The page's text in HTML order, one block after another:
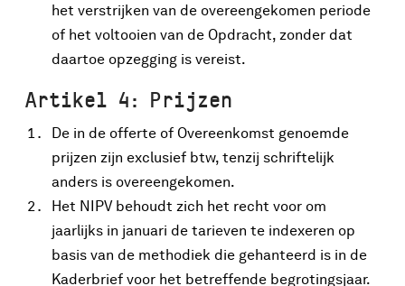
het verstrijken van de overeengekomen periode
of het voltooien van de Opdracht, zonder dat
daartoe opzegging is vereist.
Artikel 4: Prijzen
De in de offerte of Overeenkomst genoemde
prijzen zijn exclusief btw, tenzij schriftelijk
anders is overeengekomen.
Het NIPV behoudt zich het recht voor om
jaarlijks in januari de tarieven te indexeren op
basis van de methodiek die gehanteerd is in de
Kaderbrief voor het betreffende begrotingsjaar.